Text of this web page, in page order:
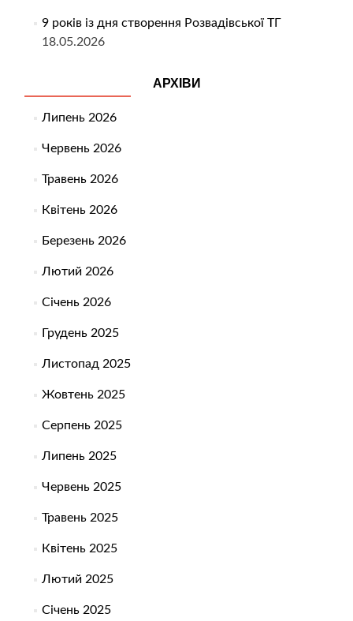
9 років із дня створення Розвадівської ТГ
18.05.2026
АРХІВИ
Липень 2026
Червень 2026
Травень 2026
Квітень 2026
Березень 2026
Лютий 2026
Січень 2026
Грудень 2025
Листопад 2025
Жовтень 2025
Серпень 2025
Липень 2025
Червень 2025
Травень 2025
Квітень 2025
Лютий 2025
Січень 2025